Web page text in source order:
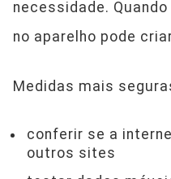
necessidade.
no aparelho pode
Medidas mais
conferir se a
outros sites